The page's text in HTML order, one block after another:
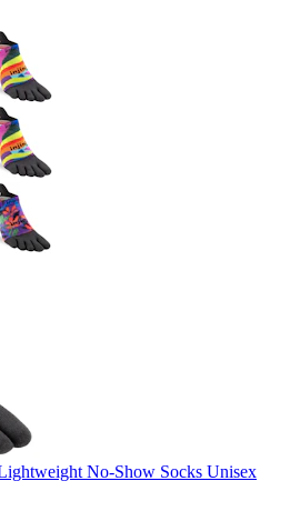
No-Show Socks Unisex